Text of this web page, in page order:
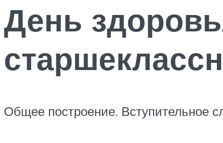
День
Общее построение. Вступительное